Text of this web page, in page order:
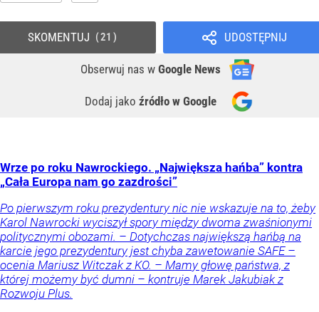
UDOSTĘPNIJ
Obserwuj nas w Google News
Dodaj jako źródło w Google
SKOMENTUJ 21
Wrze po roku Nawrockiego. „Największa hańba” kontra
„Cała Europa nam go zazdrości”
Po pierwszym roku prezydentury nic nie wskazuje na to, żeby
Karol Nawrocki wyciszył spory między dwoma zwaśnionymi
politycznymi obozami. – Dotychczas największą hańbą na
karcie jego prezydentury jest chyba zawetowanie SAFE –
ocenia Mariusz Witczak z KO. – Mamy głowę państwa, z
której możemy być dumni – kontruje Marek Jakubiak z
Rozwoju Plus.